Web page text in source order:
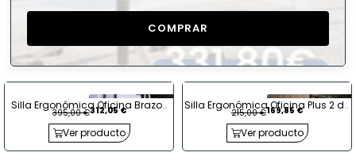
COMPRAR
Silla Ergonómica Oficina Brazos
1D Please II de Steelcase
395,00 €312,05 €
Ver producto
Silla Ergonómica Oficina Plus 2 de
Kunna
215,00 €169,85 €
Ver producto